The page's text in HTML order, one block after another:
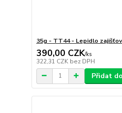
35g - TT44 - Lepidlo
390,00 CZK/ks
322,31 CZK bez DPH
Přidat